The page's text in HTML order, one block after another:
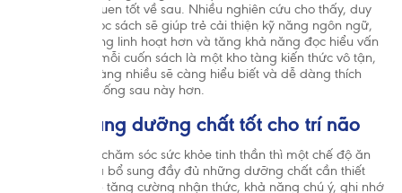
con một thói quen tốt về sau. Nhiều nghiên cứu cho thấy, duy
trì thói quen đọc sách sẽ giúp trẻ cải thiện kỹ năng ngôn ngữ,
sử dụng từ vựng linh hoạt hơn và tăng khả năng đọc hiểu vấn
đề. Hơn nữa, mỗi cuốn sách là một kho tàng kiến thức vô tận,
nếu con đọc càng nhiều sẽ càng hiểu biết và dễ dàng thích
nghi với cuộc sống sau này hơn.
2.4. Bổ sung dưỡng chất tốt cho trí não
Bên cạnh việc chăm sóc sức khỏe tinh thần thì một chế độ ăn
dinh dưỡng và bổ sung đầy đủ những dưỡng chất cần thiết
cho trẻ sẽ giúp tăng cường nhận thức, khả năng chú ý, ghi nhớ